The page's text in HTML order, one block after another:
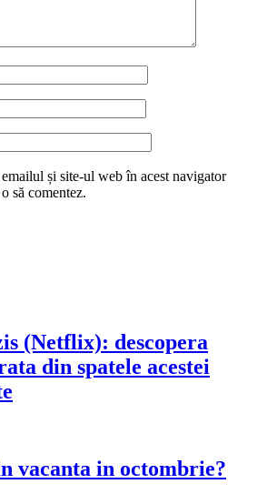
și site-ul web în acest navigator
să comentez.
(Netflix): descopera
din spatele acestei
vacanta in octombrie?